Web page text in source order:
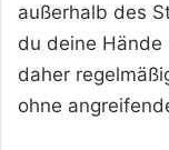
außerhalb des
du deine
daher
ohne